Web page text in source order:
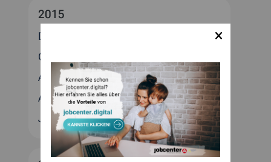
2015
Dezember (4)
Oktober (5)
August (2)
Juli (2) Juni (1)
Mai (3)
April (1)
März (4)
Februar (3)
Januar (1)